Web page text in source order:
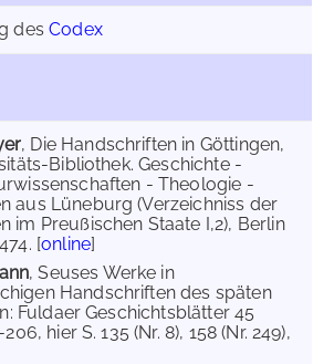
desCodex
, Die Handschriften in Göttingen,
Bibliothek. Geschichte -
- Theologie -
aus Lüneburg (Verzeichniss der
im Preußischen Staate I,2), Berlin
[online]
, Seuses Werke in
Handschriften des späten
Fuldaer Geschichtsblätter 45
206, hier S. 135 (Nr. 8), 158 (Nr. 249),